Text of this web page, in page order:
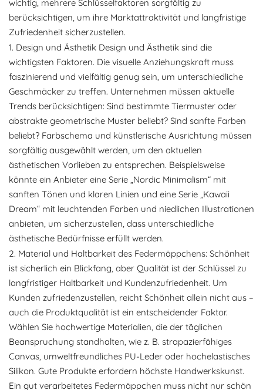
wichtig, mehrere Schlüsselfaktoren sorgfältig zu
berücksichtigen, um ihre Marktattraktivität und langfristige
Zufriedenheit sicherzustellen.
1. Design und Ästhetik Design und Ästhetik sind die
wichtigsten Faktoren. Die visuelle Anziehungskraft muss
faszinierend und vielfältig genug sein, um unterschiedliche
Geschmäcker zu treffen. Unternehmen müssen aktuelle
Trends berücksichtigen: Sind bestimmte Tiermuster oder
abstrakte geometrische Muster beliebt? Sind sanfte Farben
beliebt? Farbschema und künstlerische Ausrichtung müssen
sorgfältig ausgewählt werden, um den aktuellen
ästhetischen Vorlieben zu entsprechen. Beispielsweise
könnte ein Anbieter eine Serie „Nordic Minimalism“ mit
sanften Tönen und klaren Linien und eine Serie „Kawaii
Dream“ mit leuchtenden Farben und niedlichen Illustrationen
anbieten, um sicherzustellen, dass unterschiedliche
ästhetische Bedürfnisse erfüllt werden.
2. Material und Haltbarkeit des Federmäppchens: Schönheit
ist sicherlich ein Blickfang, aber Qualität ist der Schlüssel zu
langfristiger Haltbarkeit und Kundenzufriedenheit. Um
Kunden zufriedenzustellen, reicht Schönheit allein nicht aus –
auch die Produktqualität ist ein entscheidender Faktor.
Wählen Sie hochwertige Materialien, die der täglichen
Beanspruchung standhalten, wie z. B. strapazierfähiges
Canvas, umweltfreundliches PU-Leder oder hochelastisches
Silikon. Gute Produkte erfordern höchste Handwerkskunst.
Ein gut verarbeitetes Federmäppchen muss nicht nur schön